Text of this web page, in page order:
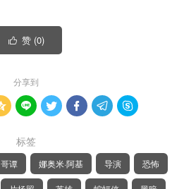
 赞 (0)
分享到
    
标签
哥谭 娜奥米·阿基 导演 恐怖